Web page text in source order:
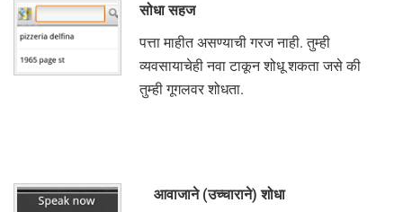
सोधा सहज
पत्ता माहीत असण्याची गरज नाही. तुम्ही
व्यवसायाचेही नवा टाकून शोधू शकता जसे की
तुम्ही गूगलवर शोधता.
आवाजाने (उच्चाराने) शोधा